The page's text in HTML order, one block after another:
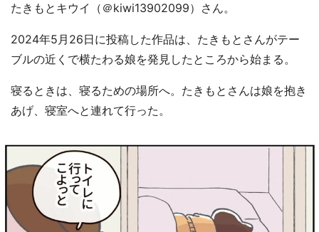
たきもとキウイ（＠kiwi13902099）さん。
2024年5月26日に投稿した作品は、たきもとさんがテー
ブルの近くで横たわる娘を発見したところから始まる。
寝るときは、寝るための場所へ。たきもとさんは娘を抱き
あげ、寝室へと連れて行った。